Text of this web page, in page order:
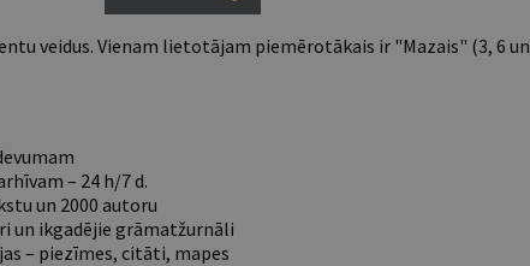
veidus. Vienam lietotājam piemērotākais ir "Mazais" (3, 6 un
– 24 h/7 d.
un 2000 autoru
un ikgadējie grāmatžurnāli
– piezīmes, citāti, mapes